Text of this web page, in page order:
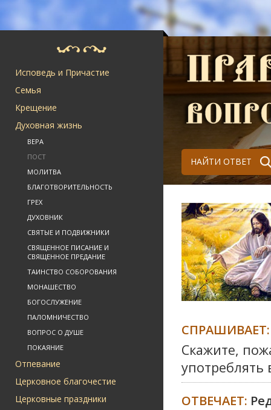
Исповедь и Причастие
Семья
Крещение
Духовная жизнь
ВЕРА
ПОСТ
МОЛИТВА
БЛАГОТВОРИТЕЛЬНОСТЬ
ГРЕХ
ДУХОВНИК
СВЯТЫЕ И ПОДВИЖНИКИ
СВЯЩЕННОЕ ПИСАНИЕ И
СВЯЩЕННОЕ ПРЕДАНИЕ
ТАИНСТВО СОБОРОВАНИЯ
МОНАШЕСТВО
БОГОСЛУЖЕНИЕ
ПАЛОМНИЧЕСТВО
ВОПРОС О ДУШЕ
ПОКАЯНИЕ
Отпевание
Церковное благочестие
Церковные праздники
НАЙТИ ОТВЕТ
СПРАШИВАЕТ:
Скажите,
ОТВЕЧАЕТ: